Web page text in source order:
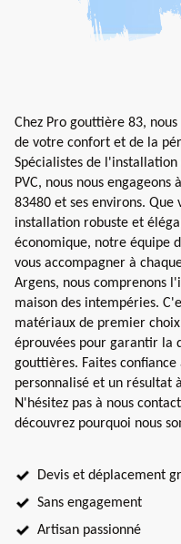
Chez Pro gouttière 83,
de votre confort et de la
Spécialistes de
PVC, nous nous
83480 et ses environs. Que
installation robuste et
économique, notre équipe
vous accompagner à
Argens, nous comprenons
maison des intempéries.
matériaux de premier
éprouvées pour garantir la
gouttières. Faites
personnalisé et un résultat
N'hésitez pas à nous
découvrez pourquoi nous
Devis et déplacement
Sans engagement
Artisan passionné